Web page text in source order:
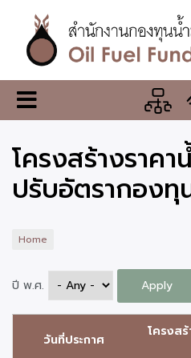
content
สำนักงาน
กองทุน
น้ำมัน
เชื้อ
โครงสร้างราค
ปรับอัตรากองทุ
Home
ปี พ.ศ.
วันที่ประกาศ
โครงส